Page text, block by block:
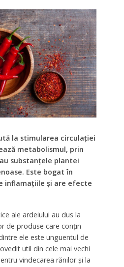
la stimularea circulaţiei
metabolismul, prin
substanţele plantei
Este bogat în
inflamaţiile şi are efecte
ale ardeiului au dus la
de produse care conţin
ele este unguentul de
util din cele mai vechi
vindecarea rănilor şi la